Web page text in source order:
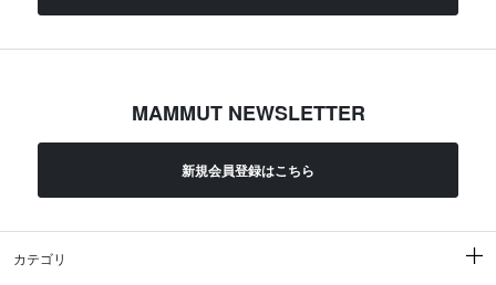
MAMMUT NEWSLETTER
新規会員登録はこちら
カテゴリ